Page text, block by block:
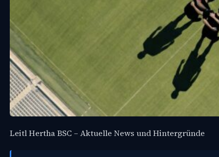
Leitl Hertha BSC – Aktuelle News und Hintergründe